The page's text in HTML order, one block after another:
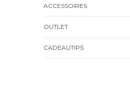
ACCESSOIRES
OUTLET
CADEAUTIPS